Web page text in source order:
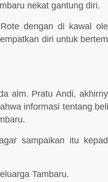
nekat gantung diri.
dengan di kawal
diri untuk
alm. Pratu Andi,
informasi tentang
sampaikan itu
Tambaru.